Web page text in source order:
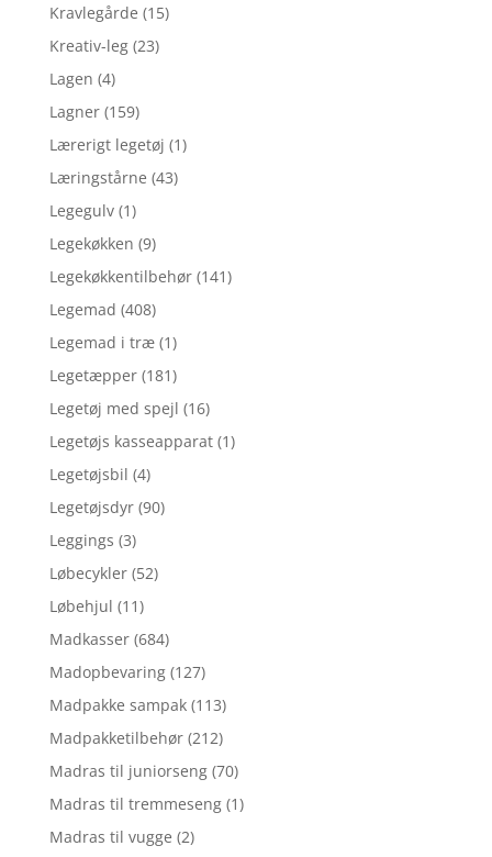
Kravlegårde (15)
Kreativ-leg (23)
Lagen (4)
Lagner (159)
Lærerigt legetøj (1)
Læringstårne (43)
Legegulv (1)
Legekøkken (9)
Legekøkkentilbehør (141)
Legemad (408)
Legemad i træ (1)
Legetæpper (181)
Legetøj med spejl (16)
Legetøjs kasseapparat (1)
Legetøjsbil (4)
Legetøjsdyr (90)
Leggings (3)
Løbecykler (52)
Løbehjul (11)
Madkasser (684)
Madopbevaring (127)
Madpakke sampak (113)
Madpakketilbehør (212)
Madras til juniorseng (70)
Madras til tremmeseng (1)
Madras til vugge (2)